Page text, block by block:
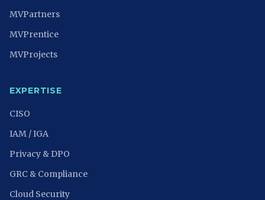
MVPartners
MVPrentice
MVProjects
EXPERTISE
CISO
IAM / IGA
Privacy & DPO
GRC & Compliance
Cloud Security